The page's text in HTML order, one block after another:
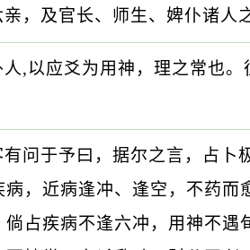
，及官长、师生、婢仆诸人
人,以应爻为用神，理之常也
有问于予曰，据尔之言，占卜
，近病逢冲、逢空，不药而
倘占疾病不逢六冲，用神不